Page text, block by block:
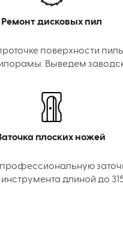
Ремонт дисковых пил
поверхности
Выведем
плоских ножей
длиной до